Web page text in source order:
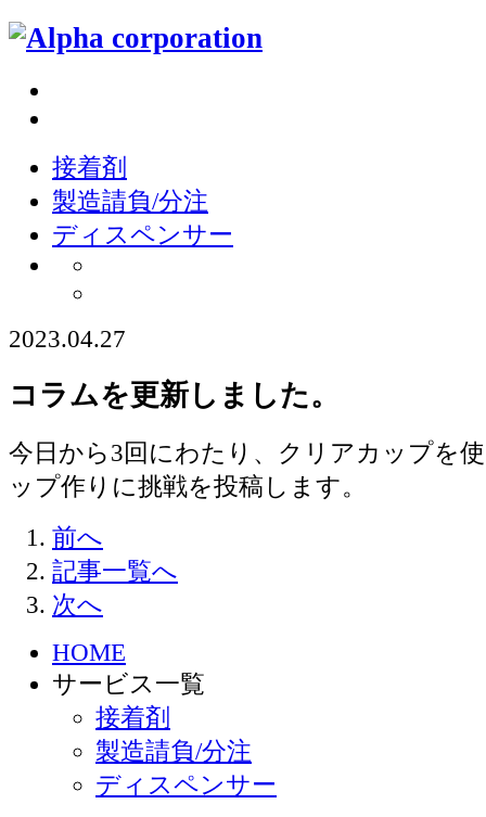
接着剤
製造請負/分注
ディスペンサー
2023.04.27
コラムを更新しました。
今日から3回にわたり、クリアカップを
ップ作りに挑戦を投稿します。
前へ
記事一覧へ
次へ
HOME
サービス一覧
接着剤
製造請負/分注
ディスペンサー